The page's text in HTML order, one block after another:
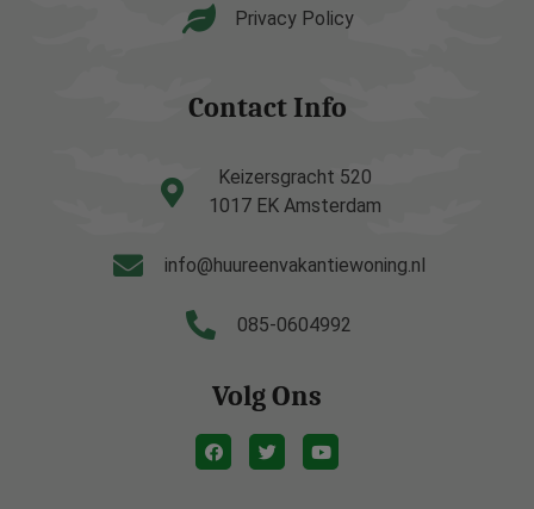
Privacy Policy
Contact Info
Keizersgracht 520
1017 EK Amsterdam
info@huureenvakantiewoning.nl
085-0604992
Volg Ons